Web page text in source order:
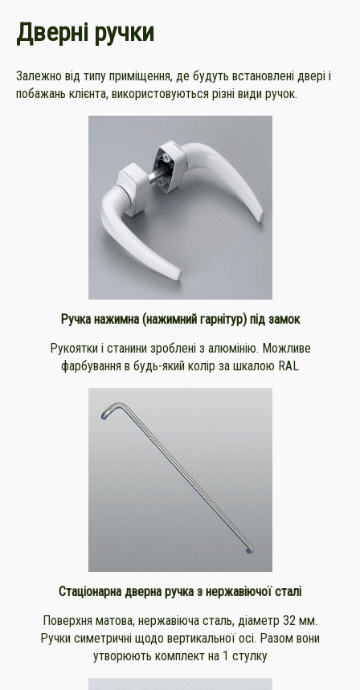
Дверні ручки
Залежно від типу приміщення, де будуть встановлені двері і
побажань клієнта, використовуються різні види ручок.
Ручка нажимна (нажимний гарнітур) під замок
Рукоятки і станини зроблені з алюмінію. Можливе
фарбування в будь-який колір за шкалою RAL
Стаціонарна дверна ручка з нержавіючої сталі
Поверхня матова, нержавіюча сталь, діаметр 32 мм.
Ручки симетричні щодо вертикальної осі. Разом вони
утворюють комплект на 1 стулку